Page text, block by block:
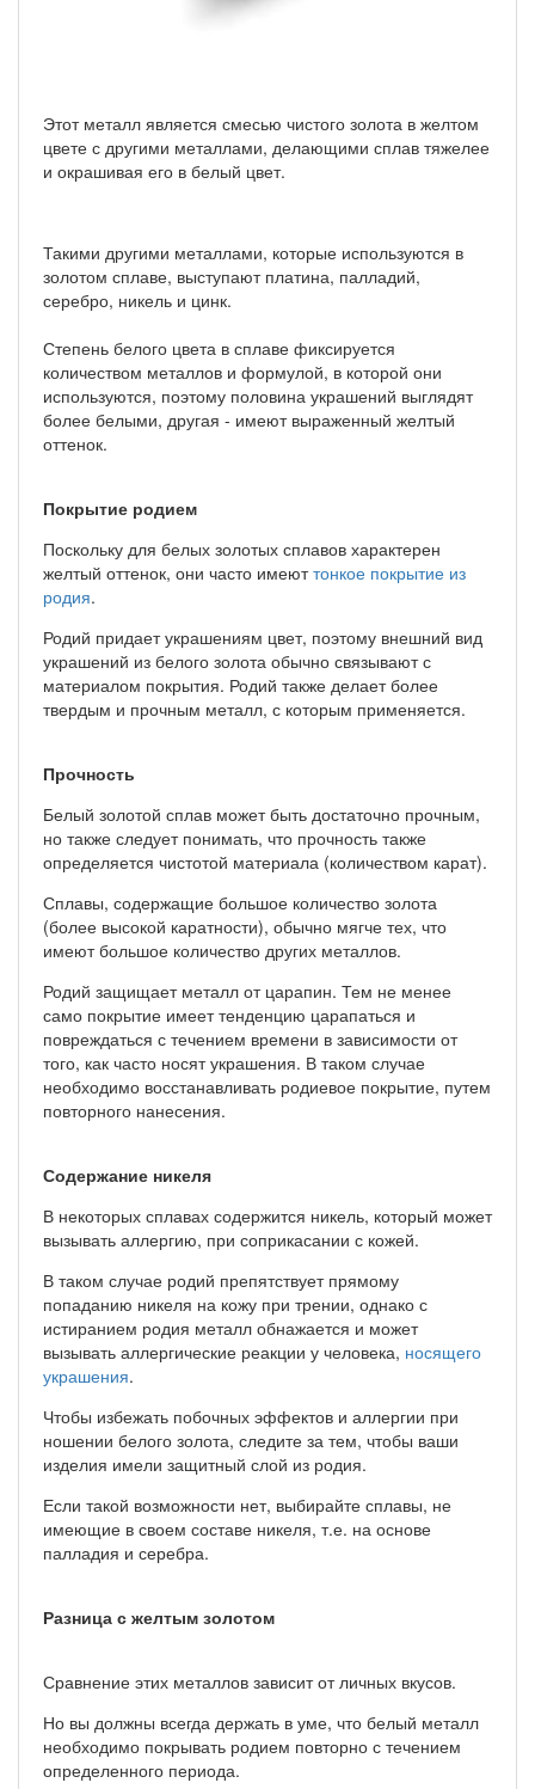
Этот металл является смесью чистого золота в желтом
цвете с другими металлами, делающими сплав тяжелее
и окрашивая его в белый цвет.
Такими другими металлами, которые используются в
золотом сплаве, выступают платина, палладий,
серебро, никель и цинк.
Степень белого цвета в сплаве фиксируется
количеством металлов и формулой, в которой они
используются, поэтому половина украшений выглядят
более белыми, другая - имеют выраженный желтый
оттенок.
Покрытие родием
Поскольку для белых золотых сплавов характерен
желтый оттенок, они часто имеюттонкое покрытие из
родия.
Родий придает украшениям цвет, поэтому внешний вид
украшений из белого золота обычно связывают с
материалом покрытия. Родий также делает более
твердым и прочным металл, с которым применяется.
Прочность
Белый золотой сплав может быть достаточно прочным,
но также следует понимать, что прочность также
определяется чистотой материала (количеством карат).
Сплавы, содержащие большое количество золота
(более высокой каратности), обычно мягче тех, что
имеют большое количество других металлов.
Родий защищает металл от царапин. Тем не менее
само покрытие имеет тенденцию царапаться и
повреждаться с течением времени в зависимости от
того, как часто носят украшения. В таком случае
необходимо восстанавливать родиевое покрытие, путем
повторного нанесения.
Содержание никеля
В некоторых сплавах содержится никель, который может
вызывать аллергию, при соприкасании с кожей.
В таком случае родий препятствует прямому
попаданию никеля на кожу при трении, однако с
истиранием родия металл обнажается и может
вызывать аллергические реакции у человека, носящего
украшения.
Чтобы избежать побочных эффектов и аллергии при
ношении белого золота, следите за тем, чтобы ваши
изделия имели защитный слой из родия.
Если такой возможности нет, выбирайте сплавы, не
имеющие в своем составе никеля, т.е. на основе
палладия и серебра.
Разница с желтым золотом
Сравнение этих металлов зависит от личных вкусов.
Но вы должны всегда держать в уме, что белый металл
необходимо покрывать родием повторно с течением
определенного периода.